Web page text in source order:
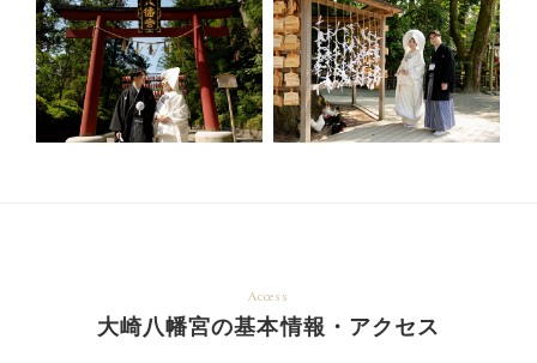
Access
大崎八幡宮の基本情報・アクセス